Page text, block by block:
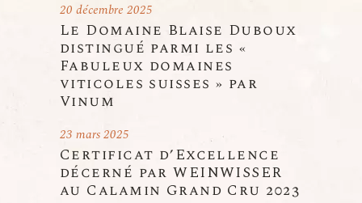
Le Domaine Blaise Duboux
distingué parmi les «
Fabuleux domaines
viticoles suisses » par
Vinum
20 décembre 2025
Certificat d’Excellence
décerné par WEINWISSER
au Calamin Grand Cru 2023
23 mars 2025